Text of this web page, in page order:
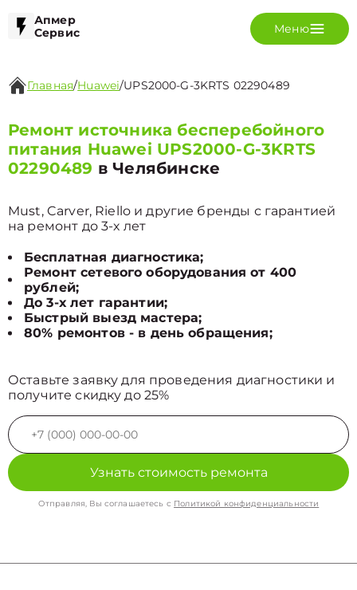
Апмер
Сервис
Меню
Главная/Huawei/UPS2000-G-3KRTS 02290489
Ремонт источника бесперебойного
питания Huawei UPS2000-G-3KRTS
02290489 в Челябинске
Must, Carver, Riello и другие бренды с гарантией
на ремонт до 3-х лет
Бесплатная диагностика;
Ремонт сетевого оборудования от 400
рублей;
До 3-х лет гарантии;
Быстрый выезд мастера;
80% ремонтов - в день обращения;
Оставьте заявку для проведения диагностики и
получите скидку до 25%
Узнать стоимость ремонта
Отправляя, Вы соглашаетесь с Политикой конфиденциальности